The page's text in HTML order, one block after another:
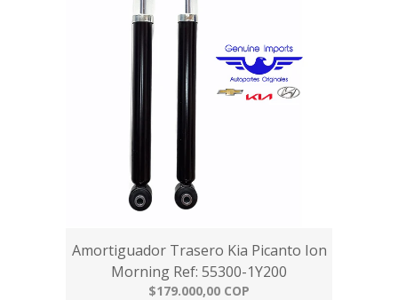
Amortiguador Trasero Kia Picanto Ion
Morning Ref: 55300-1Y200
$179.000,00 COP